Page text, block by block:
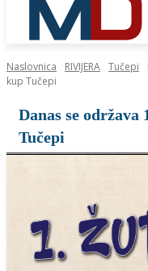
Naslovnica RIVIJERA Tučepi
kup Tučepi
Danas se
Tučepi